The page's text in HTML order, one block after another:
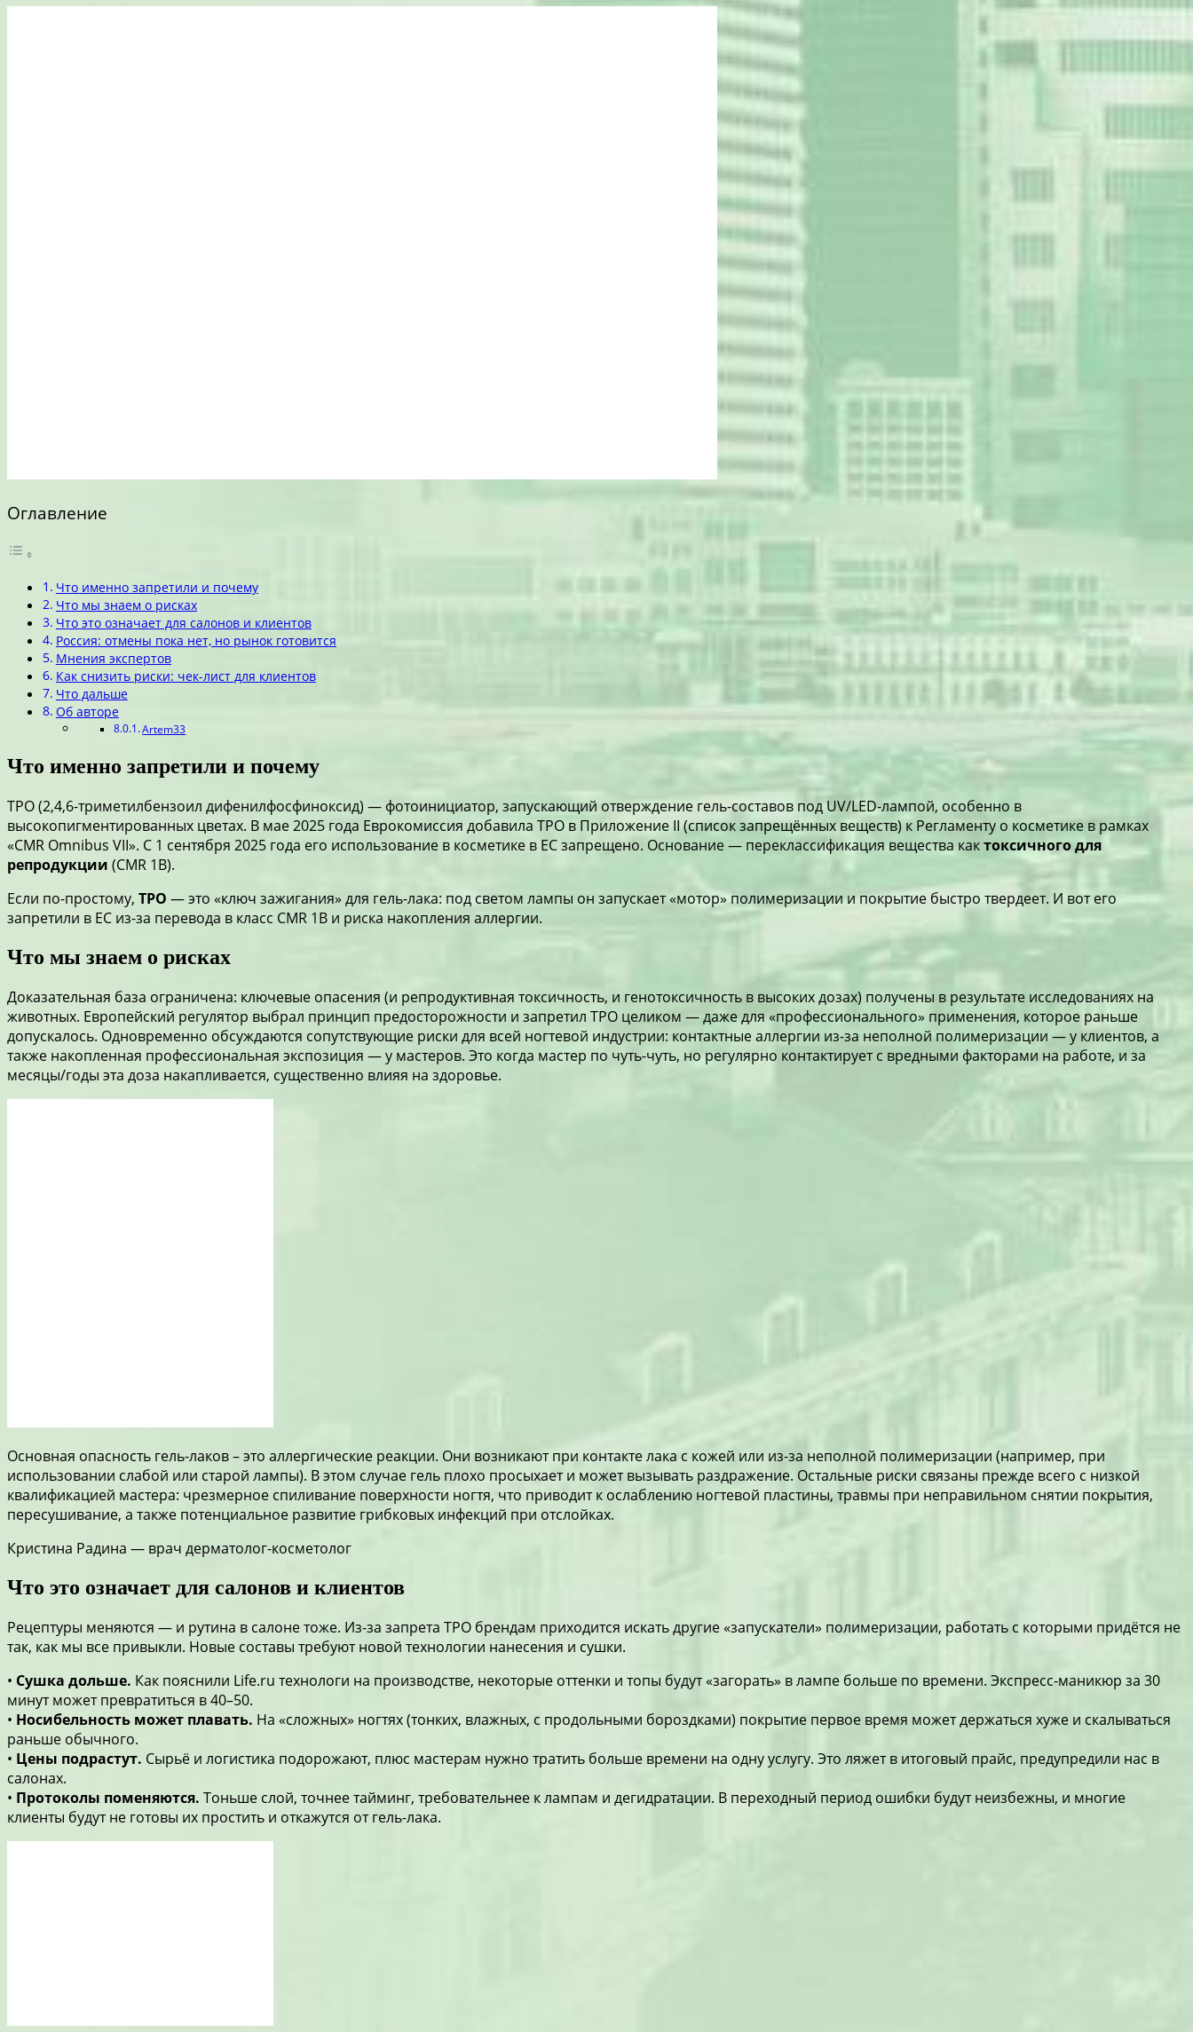
Оглавление
Что именно запретили и почему
Что мы знаем о рисках
Что это означает для салонов и клиентов
Россия: отмены пока нет, но рынок готовится
Мнения экспертов
Как снизить риски: чек-лист для клиентов
Что дальше
Об авторе
Artem33
Что именно запретили и почему
TPO (2,4,6-триметилбензоил дифенилфосфиноксид) — фотоинициатор, запускающий отверждение гель-составов под UV/LED-лампой, особенно в
высокопигментированных цветах. В мае 2025 года Еврокомиссия добавила TPO в Приложение II (список запрещённых веществ) к Регламенту о косметике в рамках
«CMR Omnibus VII». С 1 сентября 2025 года его использование в косметике в ЕС запрещено. Основание — переклассификация вещества кактоксичного для
репродукции (CMR 1B).
Если по-простому, TPO — это «ключ зажигания» для гель-лака: под светом лампы он запускает «мотор» полимеризации и покрытие быстро твердеет. И вот его
запретили в ЕС из-за перевода в класс CMR 1B и риска накопления аллергии.
Что мы знаем о рисках
Доказательная база ограничена: ключевые опасения (и репродуктивная токсичность, и генотоксичность в высоких дозах) получены в результате исследованиях на
животных. Европейский регулятор выбрал принцип предосторожности и запретил TPO целиком — даже для «профессионального» применения, которое раньше
допускалось. Одновременно обсуждаются сопутствующие риски для всей ногтевой индустрии: контактные аллергии из-за неполной полимеризации — у клиентов, а
также накопленная профессиональная экспозиция — у мастеров. Это когда мастер по чуть-чуть, но регулярно контактирует с вредными факторами на работе, и за
месяцы/годы эта доза накапливается, существенно влияя на здоровье.
Основная опасность гель-лаков – это аллергические реакции. Они возникают при контакте лака с кожей или из-за неполной полимеризации (например, при
использовании слабой или старой лампы). В этом случае гель плохо просыхает и может вызывать раздражение. Остальные риски связаны прежде всего с низкой
квалификацией мастера: чрезмерное спиливание поверхности ногтя, что приводит к ослаблению ногтевой пластины, травмы при неправильном снятии покрытия,
пересушивание, а также потенциальное развитие грибковых инфекций при отслойках.
Кристина Радина — врач дерматолог-косметолог
Что это означает для салонов и клиентов
Рецептуры меняются — и рутина в салоне тоже. Из-за запрета TPO брендам приходится искать другие «запускатели» полимеризации, работать с которыми придётся не
так, как мы все привыкли. Новые составы требуют новой технологии нанесения и сушки.
• Сушка дольше. Как пояснили Life.ru технологи на производстве, некоторые оттенки и топы будут «загорать» в лампе больше по времени. Экспресс-маникюр за 30
минут может превратиться в 40–50.
• Носибельность может плавать. На «сложных» ногтях (тонких, влажных, с продольными бороздками) покрытие первое время может держаться хуже и скалываться
раньше обычного.
• Цены подрастут. Сырьё и логистика подорожают, плюс мастерам нужно тратить больше времени на одну услугу. Это ляжет в итоговый прайс, предупредили нас в
салонах.
• Протоколы поменяются. Тоньше слой, точнее тайминг, требовательнее к лампам и дегидратации. В переходный период ошибки будут неизбежны, и многие
клиенты будут не готовы их простить и откажутся от гель-лака.